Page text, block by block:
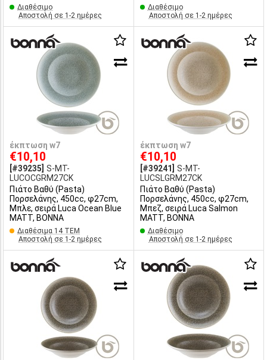
Διαθέσιμο
Αποστολή σε 1-2 ημέρες
Διαθέσιμο
Αποστολή σε 1-2 ημέρες
έκπτωση w7
€10,10
[#39235] S-MT-
LUCOCGRM27CK
Πιάτο Βαθύ (Pasta)
Πορσελάνης, 450cc, φ27cm,
Μπλε, σειρά Luca Ocean Blue
MATT, BONNA
Διαθέσιμα 14 ΤΕΜ
Αποστολή σε 1-2 ημέρες
έκπτωση w7
€10,10
[#39241]
S-MT-
LUCSLGRM27CK
Πιάτο Βαθύ (Pasta)
Πορσελάνης, 450cc, φ27cm,
Μπεζ, σειρά Luca Salmon
MATT, BONNA
Διαθέσιμο
Αποστολή σε 1-2 ημέρες